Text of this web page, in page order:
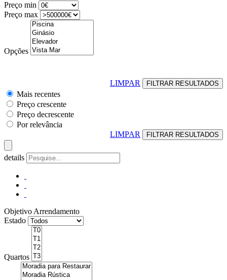
Preço min
Preço max
Opções
LIMPAR
Mais recentes
Preço crescente
Preço decrescente
Por relevância
LIMPAR
details
Objetivo Arrendamento
Estado
Quartos